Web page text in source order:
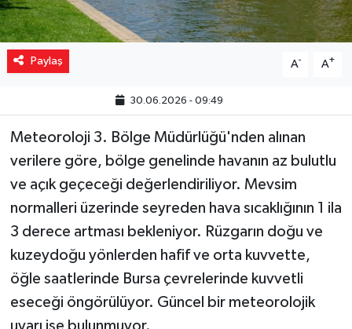
Paylaş A- A+
30.06.2026 - 09:49
Meteoroloji 3. Bölge Müdürlüğü'nden alınan
verilere göre, bölge genelinde havanın az bulutlu
ve açık geçeceği değerlendiriliyor. Mevsim
normalleri üzerinde seyreden hava sıcaklığının 1 ila
3 derece artması bekleniyor. Rüzgarın doğu ve
kuzeydoğu yönlerden hafif ve orta kuvvette,
öğle saatlerinde Bursa çevrelerinde kuvvetli
eseceği öngörülüyor. Güncel bir meteorolojik
uyarı ise bulunmuyor.